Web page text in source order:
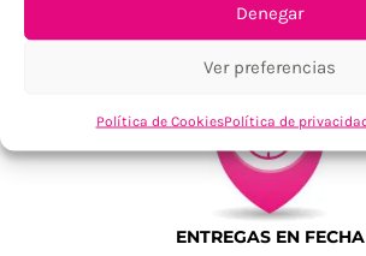
Denegar
Ver preferencias
Política de CookiesPolítica de
Tu confianza, nuestro
ENTREGAS EN FECHA